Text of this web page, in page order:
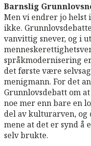
Barnslig
Men vi endrer jo helst
ikke.
vanvittig snever, og i
språkmodernisering
det første være
menigmann. For det
Grunnlovsdebatt om
noe mer enn bare en
del av kulturarven, og
mene at det er synd å
selv brukte.